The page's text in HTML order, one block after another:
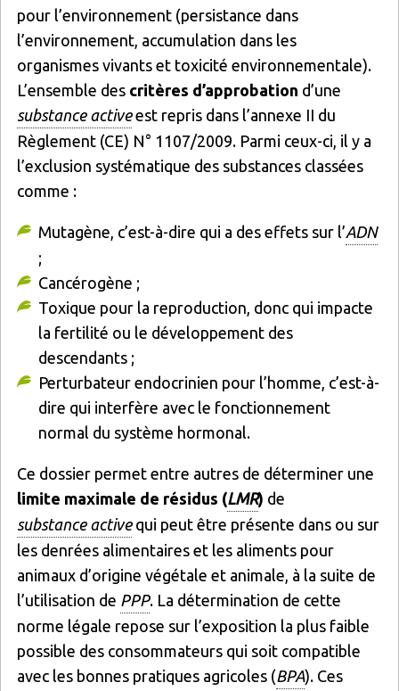
pour l’environnement (persistance dans
l’environnement, accumulation dans les
organismes vivants et toxicité environnementale).
L’ensemble des critères d’approbation d’une
substance activeest repris dans l’annexe II du
Règlement (CE) N° 1107/2009. Parmi ceux-ci, il y a
l’exclusion systématique des substances classées
comme :
Mutagène, c’est-à-dire qui a des effets sur l’ADN
;
Cancérogène ;
Toxique pour la reproduction, donc qui impacte
la fertilité ou le développement des
descendants ;
Perturbateur endocrinien pour l’homme, c’est-à-
dire qui interfère avec le fonctionnement
normal du système hormonal.
Ce dossier permet entre autres de déterminer une
limite maximale de résidus (LMR) de
substance activequi peut être présente dans ou sur
les denrées alimentaires et les aliments pour
animaux d’origine végétale et animale, à la suite de
l’utilisation de PPP. La détermination de cette
norme légale repose sur l’exposition la plus faible
possible des consommateurs qui soit compatible
avec les bonnes pratiques agricoles (BPA). Ces